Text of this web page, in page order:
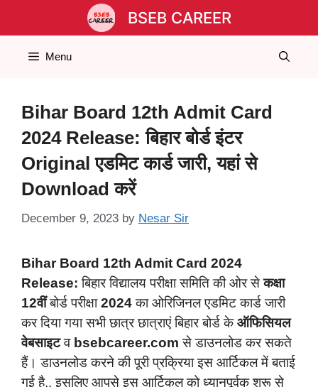
BSEB CAREER
Menu
Bihar Board 12th Admit Card
2024 Release: बिहार बोर्ड इंटर
Original एडमिट कार्ड जारी, यहां से
Download करें
December 9, 2023 by Nesar Sir
Bihar Board 12th Admit Card 2024
Release: बिहार विद्यालय परीक्षा समिति की ओर सेकक्षा
12वींबोर्ड परीक्षा2024का ओरिजिनल एडमिट कार्ड जारी
कर दिया गया सभी छात्र छात्राएं बिहार बोर्ड केऑफिसियल
वेबसाइटव bsebcareer.com से डाउनलोड कर सकते
हैं। डाउनलोड करने की पूरी प्रक्रिया इस आर्टिकल में बताई
गई है.. इसलिए आपसे इस आर्टिकल को ध्यानपूर्वक शुरू से